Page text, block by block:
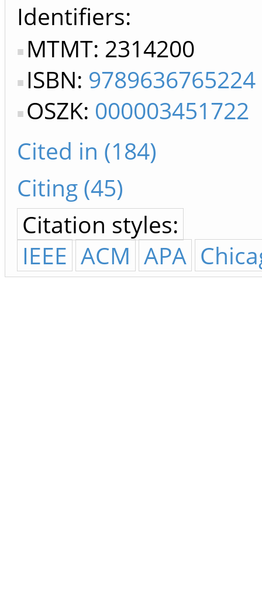
Identifiers
MTMT: 2314200
ISBN: 9789636765224
OSZK: 000003451722
Cited in (184)
Citing (45)
Citation styles:
IEEE ACM APA